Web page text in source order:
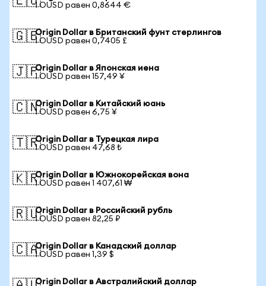
1 OUSD равен 0,8644 €
🇬🇧Origin Dollar в Британский фунт стерлингов
1 OUSD равен 0,7405 £
🇯🇵Origin Dollar в Японская иена
1 OUSD равен 157,49 ¥
🇨🇳Origin Dollar в Китайский юань
1 OUSD равен 6,75 ¥
🇹🇷Origin Dollar в Турецкая лира
1 OUSD равен 47,68 ₺
🇰🇷Origin Dollar в Южнокорейская вона
1 OUSD равен 1 407,61 ₩
🇷🇺Origin Dollar в Российский рубль
1 OUSD равен 82,25 ₽
🇨🇦Origin Dollar в Канадский доллар
1 OUSD равен 1,39 $
Origin Dollar в Австралийский доллар